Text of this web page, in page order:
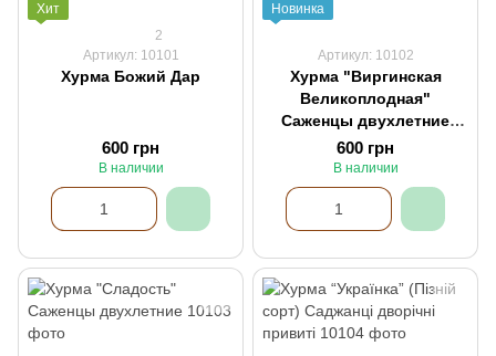
Хит
2
Артикул: 10101
Хурма Божий Дар
600 грн
В наличии
Новинка
Артикул: 10102
Хурма "Виргинская
Великоплодная"
Саженцы двухлетние
привитые
600 грн
В наличии